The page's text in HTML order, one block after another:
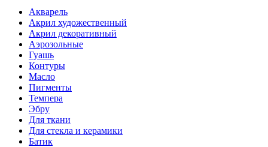
Акварель
Акрил художественный
Акрил декоративный
Аэрозольные
Гуашь
Контуры
Масло
Пигменты
Темпера
Эбру
Для ткани
Для стекла и керамики
Батик